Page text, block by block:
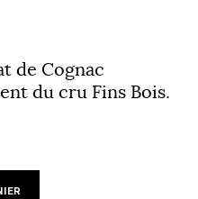
de Cognac
du cru Fins Bois.